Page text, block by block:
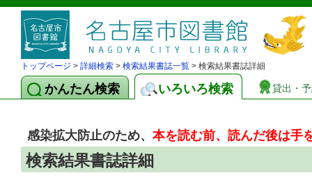
トップページ > 詳細検索 > 検索結果書誌一覧 > 検索結果書誌詳細
かんたん検索 いろいろ検索 貸出・
感染拡大防止のため、本を読む前、読んだ後は手
検索結果書誌詳細